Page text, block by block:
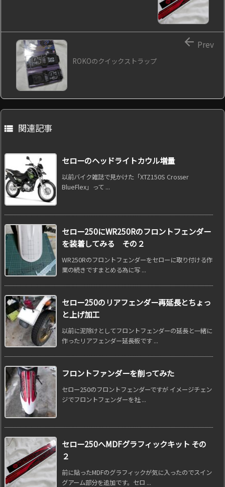
ROKOのクイックストラップ
 Prev
 関連記事
セローのヘッドライトカウル増量
以前バイク雑誌で見かけた「XTZ150S Crosser
BlueFlex」って ...
セロー250にWR250Rのフロントフェンダー
を装着してみる その２
WR250Rのフロントフェンダーをセローに取り付ける作
業の続きですまとめる為に写 ...
セロー250のリアフェンダー再延長とちょっ
と上げ加工
以前に泥除けとしてフロントフェンダーの延長と一緒に
作ったリアフェンダー延長板です ...
フロントファンダーを削ってみた
セロー250のフロントフェンダーですが イメージチェン
ジでフロントフェンダーを社 ...
セロー250へMDFグラフィックキット その
２
前に貼ったMDFのグラフィックが気に入ったのでスイン
グアーム部分を追加です。セロ ...